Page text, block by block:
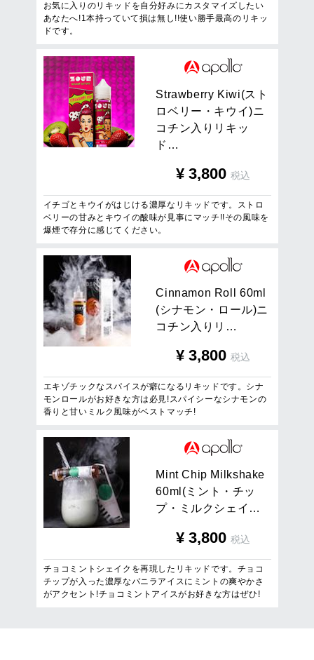
お気に入りのリキッドを自分好みにカスタマイズしたい
あなたへ!1本持っていて損は無し!!使い勝手最高のリキッ
ドです。
Strawberry Kiwi(ス ト
ロ ベ リ ー ・ キ ウ イ)ニ
コ チ ン 入 り リ キ ッ
ド …
¥ 3,800 税込
イチゴとキウイがはじける濃厚なリキッドです。ストロ
ベリーの甘みとキウイの酸味が見事にマッチ!!その風味を
爆煙で存分に感じてください。
Cinnamon Ro 60m
(シナモ ン ・ ロ ール)ニ
コ チ ン 入 り リ …
¥ 3,800 税込
エキゾチックなスパイスが癖になるリキッドです。シナ
モンロールがお好きな方は必見!スパイシーなシナモンの
香りと甘いミルク風味がベストマッチ!
M int C hip M i ksha ke
60m ( ミ ン ト ・ チッ
プ・ ミ ルク シ ェ イ …
¥ 3,800 税込
チョコミントシェイクを再現したリキッドです。チョコ
チップが入った濃厚なバニラアイスにミントの爽やかさ
がアクセント!チョコミントアイスがお好きな方はぜひ!